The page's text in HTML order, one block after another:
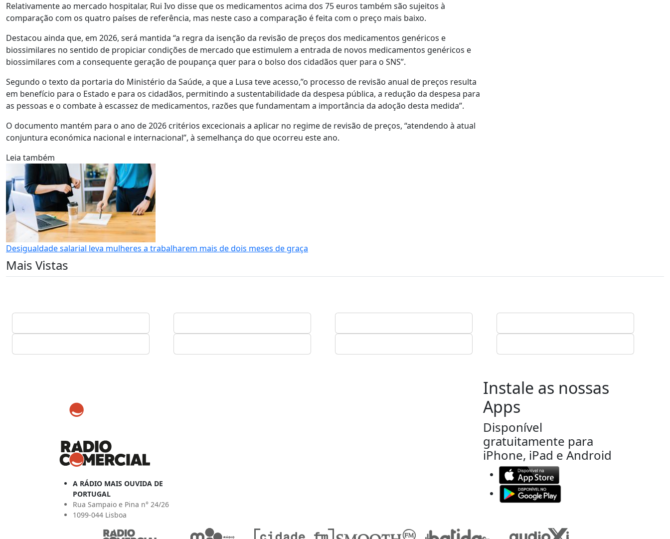
Relativamente ao mercado hospitalar, Rui Ivo disse que os medicamentos acima dos 75 euros também são sujeitos à
comparação com os quatro países de referência, mas neste caso a comparação é feita com o preço mais baixo.
Destacou ainda que, em 2026, será mantida “a regra da isenção da revisão de preços dos medicamentos genéricos e
biossimilares no sentido de propiciar condições de mercado que estimulem a entrada de novos medicamentos genéricos e
biossimilares com a consequente geração de poupança quer para o bolso dos cidadãos quer para o SNS”.
Segundo o texto da portaria do Ministério da Saúde, a que a Lusa teve acesso,”o processo de revisão anual de preços resulta
em benefício para o Estado e para os cidadãos, permitindo a sustentabilidade da despesa pública, a redução da despesa para
as pessoas e o combate à escassez de medicamentos, razões que fundamentam a importância da adoção desta medida”.
O documento mantém para o ano de 2026 critérios excecionais a aplicar no regime de revisão de preços, “atendendo à atual
conjuntura económica nacional e internacional”, à semelhança do que ocorreu este ano.
Leia também
Desigualdade salarial leva mulheres a trabalharem mais de dois meses de graça
Mais Vistas
A RÁDIO MAIS OUVIDA DE
PORTUGAL
Rua Sampaio e Pina n° 24/26
1099-044 Lisboa
Instale as nossas
Apps
Disponível
gratuitamente para
iPhone, iPad e Android